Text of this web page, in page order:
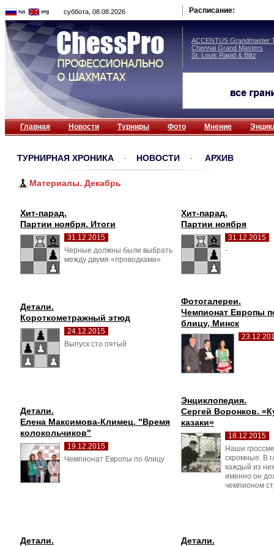
суббота, 08.08.2026 Расписание:
ACCENTUS Grandmaster
Chennai Grand Masters
St. Louis Rapid & Blitz
Главная Новости Турниры Фото Мнение
ТУРНИРНАЯ ХРОНИКА · НОВОСТИ · АРХИВ
Материалы. Декабрь
Хит-парад.
Партии ноября. Итоги
31.12.2015
Черные должны были выбрать
между двумя «проводками»
Хит-парад.
Партии ноября
31.12.2015
-
Детали.
Короткометражный этюд
24.12.2015
Выпуск сто пятый
Фотогалереи.
Чемпионат Европы
блицу, Минск
Детали.
Елена Максимова-Климец. "Время
колокольчиков"
19.12.2015
Чемпионат Европы по блицу
Энциклопедия.
Сергей Воронков.
казаки»
18.12.2015
Наши
скромные. В
каждый из
именно он
чемпионом
Детали.
Детали.